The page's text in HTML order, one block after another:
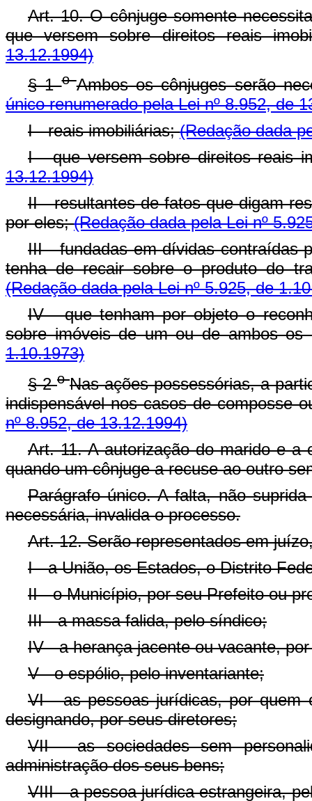
Art. 10. O cônjuge somente
que versem sobre direitos reais
13.12.1994)
§ 1oAmbos os cônjuges serão
único renumerado pela Lei nº 8.952, de
I - reais imobiliárias;(Redação dada
I - que versem sobre direitos reais
13.12.1994)
II - resultantes de fatos que digam
por eles;(Redação dada pela Lei nº
III - fundadas em dívidas contraídas
tenha de recair sobre o produto do
(Redação dada pela Lei nº 5.925, de
IV - que tenham por objeto o
sobre imóveis de um ou de ambos
1.10.1973)
§ 2oNas ações possessórias, a
indispensável nos casos de composse
nº 8.952, de 13.12.1994)
Art. 11. A autorização do marido e a
quando um cônjuge a recuse ao outro
Parágrafo único. A falta, não
necessária, invalida o processo.
Art. 12. Serão representados em
I - a União, os Estados, o Distrito
II - o Município, por seu Prefeito ou
III - a massa falida, pelo síndico;
IV - a herança jacente ou vacante,
V - o espólio, pelo inventariante;
VI - as pessoas jurídicas, por quem
designando, por seus diretores;
VII - as sociedades sem
administração dos seus bens;
VIII - a pessoa jurídica estrangeira,